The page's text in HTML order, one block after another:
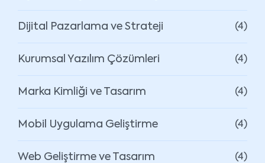
Dijital Pazarlama ve Strateji (4)
Kurumsal Yazılım Çözümleri (4)
Marka Kimliği ve Tasarım (4)
Mobil Uygulama Geliştirme (4)
Web Geliştirme ve Tasarım (4)